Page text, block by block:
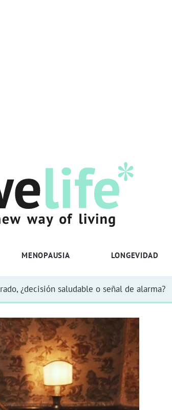
MENOPAUSIA LONGEVIDAD
¿decisión saludable o señal de alarma?